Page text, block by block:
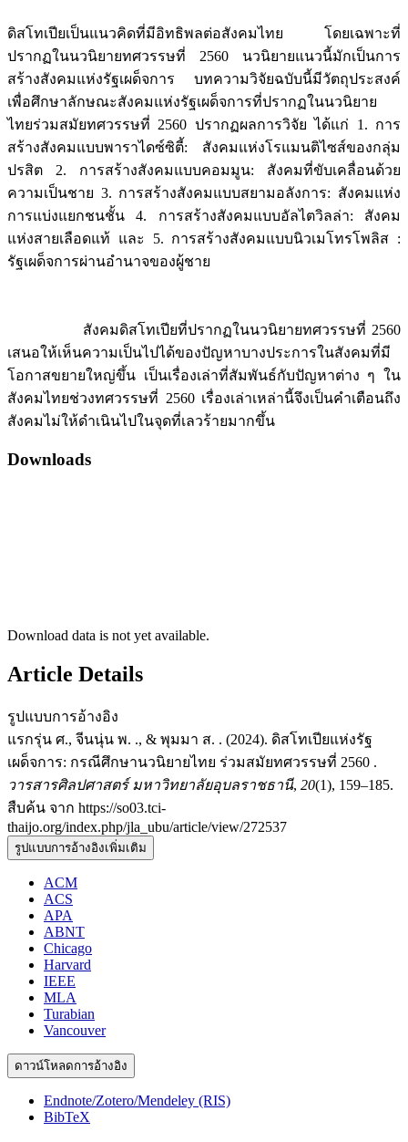
ดิสโทเปียเป็นแนวคิดที่มีอิทธิพลต่อสังคมไทย โดยเฉพาะที่
ปรากฏในนวนิยายทศวรรษที่ 2560 นวนิยายแนวนี้มักเป็นการ
สร้างสังคมแห่งรัฐเผด็จการ บทความวิจัยฉบับนี้มีวัตถุประสงค์
เพื่อศึกษาลักษณะสังคมแห่งรัฐเผด็จการที่ปรากฏในนวนิยาย
ไทยร่วมสมัยทศวรรษที่ 2560 ปรากฏผลการวิจัย ได้แก่ 1. การ
สร้างสังคมแบบพาราไดซ์ซิตี้: สังคมแห่งโรแมนติไซส์ของกลุ่ม
ปรสิต 2. การสร้างสังคมแบบคอมมูน: สังคมที่ขับเคลื่อนด้วย
ความเป็นชาย 3. การสร้างสังคมแบบสยามอลังการ: สังคมแห่ง
การแบ่งแยกชนชั้น 4. การสร้างสังคมแบบอัลไตวิลล่า: สังคม
แห่งสายเลือดแท้ และ 5. การสร้างสังคมแบบนิวเมโทรโพลิส :
รัฐเผด็จการผ่านอำนาจของผู้ชาย
สังคมดิสโทเปียที่ปรากฏในนวนิยายทศวรรษที่ 2560
เสนอให้เห็นความเป็นไปได้ของปัญหาบางประการในสังคมที่มี
โอกาสขยายใหญ่ขึ้น เป็นเรื่องเล่าที่สัมพันธ์กับปัญหาต่าง ๆ ใน
สังคมไทยช่วงทศวรรษที่ 2560 เรื่องเล่าเหล่านี้จึงเป็นคำเตือนถึง
สังคมไม่ให้ดำเนินไปในจุดที่เลวร้ายมากขึ้น
Downloads
Download data is not yet available.
Article Details
รูปแบบการอ้างอิง
แรกรุ่น ศ., จีนนุ่น พ. ., & พุมมา ส. . (2024). ดิสโทเปียแห่งรัฐ
เผด็จการ: กรณีศึกษานวนิยายไทย ร่วมสมัยทศวรรษที่ 2560 .
วารสารศิลปศาสตร์ มหาวิทยาลัยอุบลราชธานี, 20(1), 159–185.
สืบค้น จาก https://so03.tci-
thaijo.org/index.php/jla_ubu/article/view/272537
รูปแบบการอ้างอิงเพิ่มเติม
ACM
ACS
APA
ABNT
Chicago
Harvard
IEEE
MLA
Turabian
Vancouver
ดาวน์โหลดการอ้างอิง
Endnote/Zotero/Mendeley (RIS)
BibTeX